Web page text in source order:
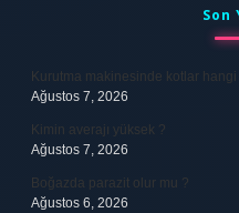
Son
Kurutma makinesinde kotlar hangi
Ağustos 7, 2026
Kimin averajı yüksek ?
Ağustos 7, 2026
Boğazda parazit olur mu ?
Ağustos 6, 2026